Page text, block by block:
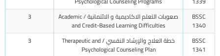
BSSC
1340
صعوبات التعلم الاكاديمية و الائتمانية / Academic
and Credit-Based Learning Difficulties
3
BSSC
1341
خطة العلاج والإرشاد النفسي / Therapeutic and
Psychological Counseling Plan
3